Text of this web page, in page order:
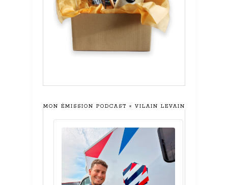
MON ÉMISSION PODCAST « VILAIN LEVAIN »